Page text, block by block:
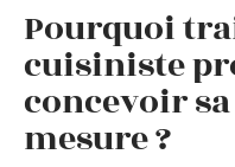
Pourquoi
cuisiniste
concevoir
mesure ?